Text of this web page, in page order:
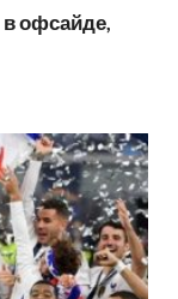
офсайде,